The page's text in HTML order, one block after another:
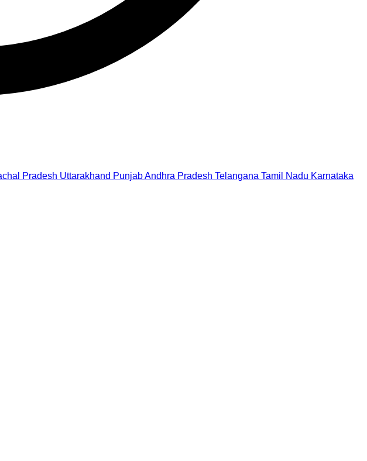
Pradesh Uttarakhand PunjabAndhra Pradesh Telangana Tamil Nadu Karnataka